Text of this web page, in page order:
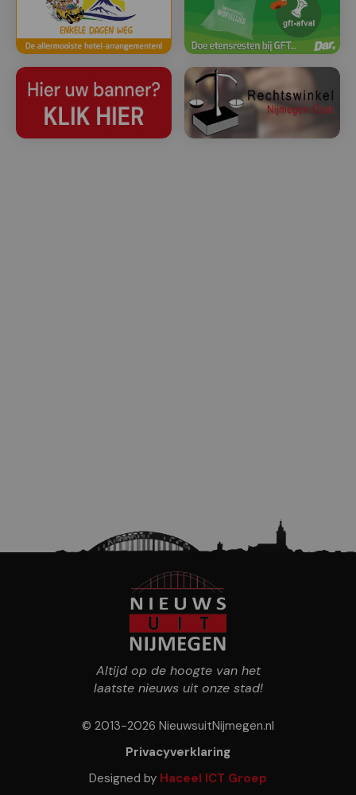
Altijd op de hoogte van het
laatste nieuws uit onze stad!
© 2013-2026 NieuwsuitNijmegen.nl
Privacyverklaring
Designed by Haceel ICT Groep